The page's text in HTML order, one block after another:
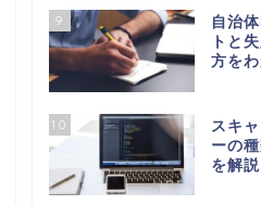
9
自治
トと
方を
10
スキ
ーの
を解説